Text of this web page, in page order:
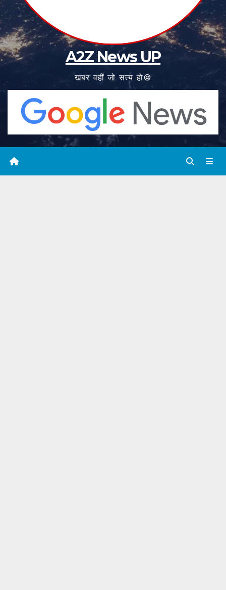
A2Z News UP
खबर वहीं जो सत्य हो©